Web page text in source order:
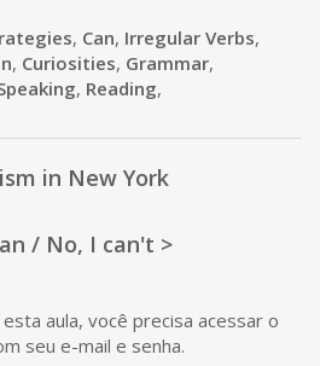
, Can, Irregular Verbs,
, Curiosities, Grammar,
, Reading,
in New York
/ No, I can't >
aula, você precisa acessar o
seu e-mail e senha.